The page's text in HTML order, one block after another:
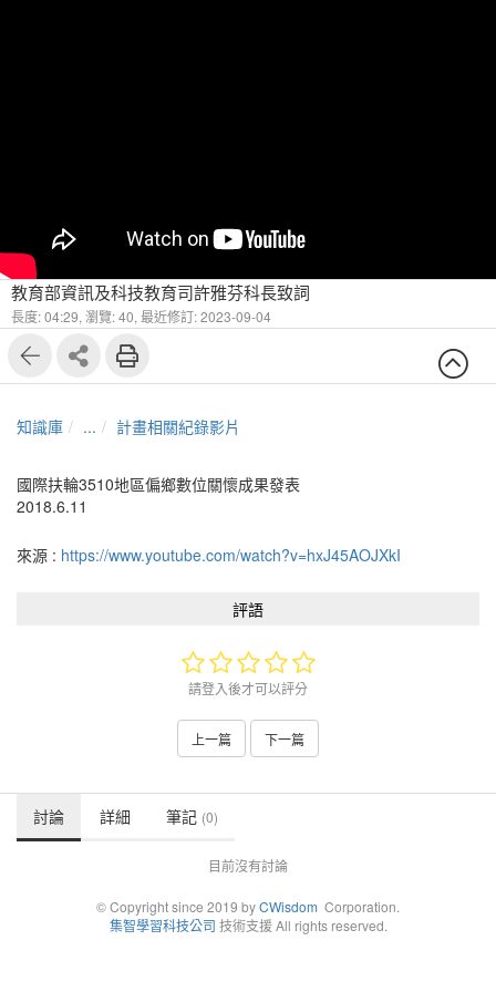
教育部資訊及科技教育司許雅芬科長致詞
長度: 04:29, 瀏覽: 40, 最近修訂: 2023-09-04
知識庫 ... 計畫相關紀錄影片
國際扶輪3510地區偏鄉數位關懷成果發表
2018.6.11
來源 : https://www.youtube.com/watch?v=hxJ45AOJXkI
評語
請登入後才可以評分
上一篇 下一篇
討論 詳細 筆記 (0)
目前沒有討論
© Copyright since 2019 byCWisdom Corporation.
集智學習科技公司 技術支援 All rights reserved.